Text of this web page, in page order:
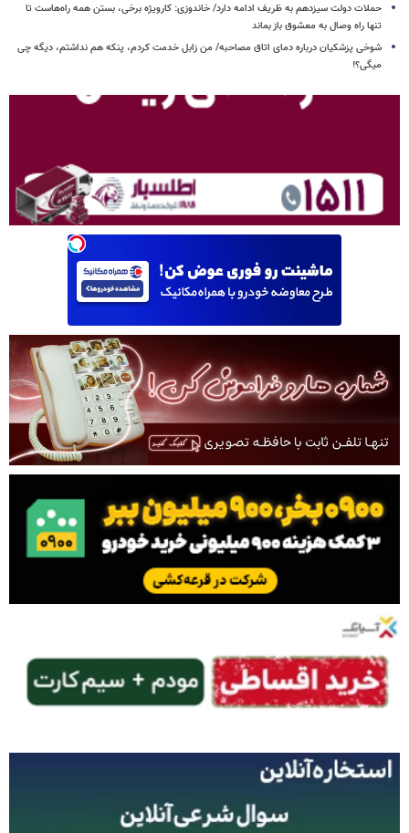
حملات دولت سیزدهم به ظریف ادامه دارد/ خاندوزی: کارویژه برخی، بستن همه راه‌هاست تا
تنها راه وصال به معشوق باز بماند
شوخی پزشکیان درباره دمای اتاق مصاحبه/ من زابل خدمت کردم، پنکه هم نداشتم، دیگه چی
میگی؟!